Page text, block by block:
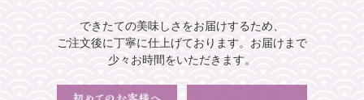
できたての美味しさをお届けするため、
ご注文後に丁寧に仕上げております。 お届けまで
少々お時間をいただきます。